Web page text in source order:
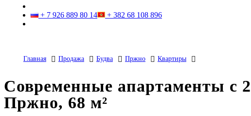
+ 7 926 889 80 14 + 382 68 108 896
Главная Продажа Будва Пржно Квартиры
Современные апартаменты с
Пржно, 68 м²